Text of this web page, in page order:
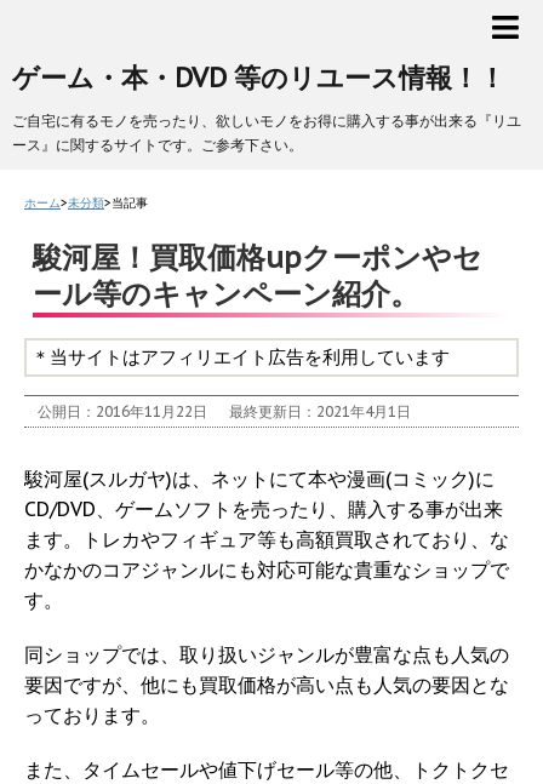
ゲーム・本・DVD 等のリユース情報！！
ご自宅に有るモノを売ったり、欲しいモノをお得に購入する事が出来る『リユ
ース』に関するサイトです。ご参考下さい。
ホーム>未分類>当記事
駿河屋！買取価格upクーポンやセ
ール等のキャンペーン紹介。
＊当サイトはアフィリエイト広告を利用しています
公開日：2016年11月22日 最終更新日：2021年4月1日
駿河屋(スルガヤ)は、ネットにて本や漫画(コミック)に
CD/DVD、ゲームソフトを売ったり、購入する事が出来
ます。トレカやフィギュア等も高額買取されており、な
かなかのコアジャンルにも対応可能な貴重なショップで
す。
同ショップでは、取り扱いジャンルが豊富な点も人気の
要因ですが、他にも買取価格が高い点も人気の要因とな
っております。
また、タイムセールや値下げセール等の他、トクトクセ